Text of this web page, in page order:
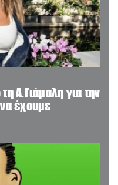
Α.Γιάμαλη για την
έχουμε